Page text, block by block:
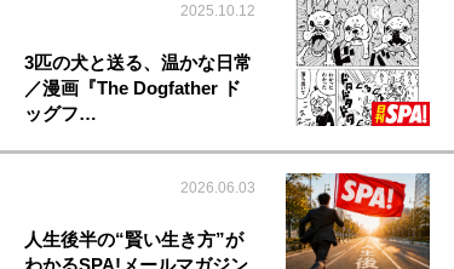
2025.10.12
3匹の犬と送る、温かな日常
／漫画『The Dogfather ド
ッグフ…
2026.06.03
人生後半の“賢い生き方”が
わかるSPA!メールマガジン